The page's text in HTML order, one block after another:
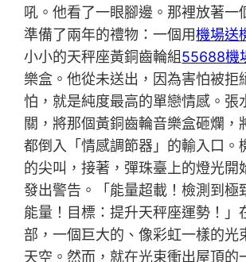
吼。他看了一眼腳邊。那裡放著一
準備了兩年的禮物：一個用機場送
小小的天秤座黃銅齒輪組55688機
樂盒。他從未送出，因為害怕被拒
怕，就是純度最高的單戀情感。張
關，將那個黃銅齒輪音樂盒砸爛，
都倒入「情感調節器」的輸入口。
的尖叫，接著，彈珠臺上的燈光開
發出警告。「能量超載！檢測到極
能量！目標：提升天秤座運勢！」
部，一個巨大的、像彩虹一樣的光
天空。然而，就在光束衝出屋頂的